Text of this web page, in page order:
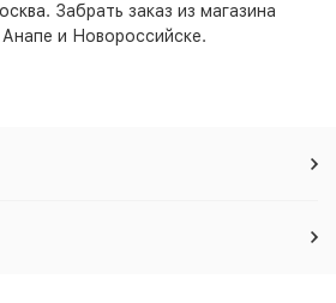
. Забрать заказ из магазина
и Новороссийске.